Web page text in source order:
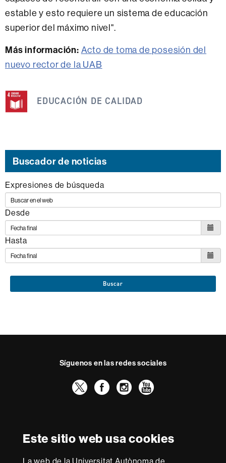
Este sitio web usa cookies
La web de la Universitat Autònoma de
estable y esto requiere un sistema de educación
superior del máximo nivel".
Más información: Acto de toma de posesión del
nuevo rector de la UAB
noticia
se
de
los
siguientes
ODS
EDUCACIÓN DE CALIDAD
Buscador de noticias
Expresiones de búsqueda
Desde
Hasta
Buscar
Síguenos en las redes sociales
TwitterFacebook
Instagram
Youtube
Excellence